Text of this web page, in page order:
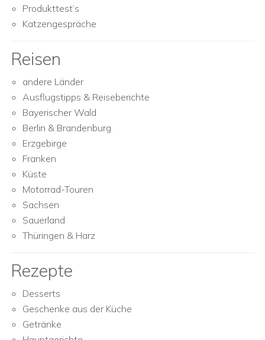
Produkttest’s
Katzengespräche
Reisen
andere Länder
Ausflugstipps & Reiseberichte
Bayerischer Wald
Berlin & Brandenburg
Erzgebirge
Franken
Küste
Motorrad-Touren
Sachsen
Sauerland
Thüringen & Harz
Rezepte
Desserts
Geschenke aus der Küche
Getränke